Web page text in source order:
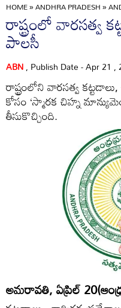
HOME»ANDHRA PRADESH»
రాష్ట్రంలో వారసత్వ
పాలసీ
ABN, Publish Date - Apr 21 ,
రాష్ట్రంలోని వారసత్వ
కోసం ‘స్మారక చిహ్న
తీసుకొచ్చింది.
అమరావతి, ఏప్రిల్‌